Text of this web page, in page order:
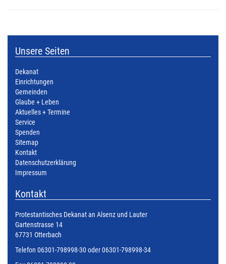
Unsere Seiten
Dekanat
Einrichtungen
Gemeinden
Glaube + Leben
Aktuelles + Termine
Service
Spenden
Sitemap
Kontakt
Datenschutzerklärung
Impressum
Kontakt
Protestantisches Dekanat an Alsenz und Lauter
Gartenstrasse 14
67731 Otterbach
Telefon 06301-798998-30 oder 06301-798998-34